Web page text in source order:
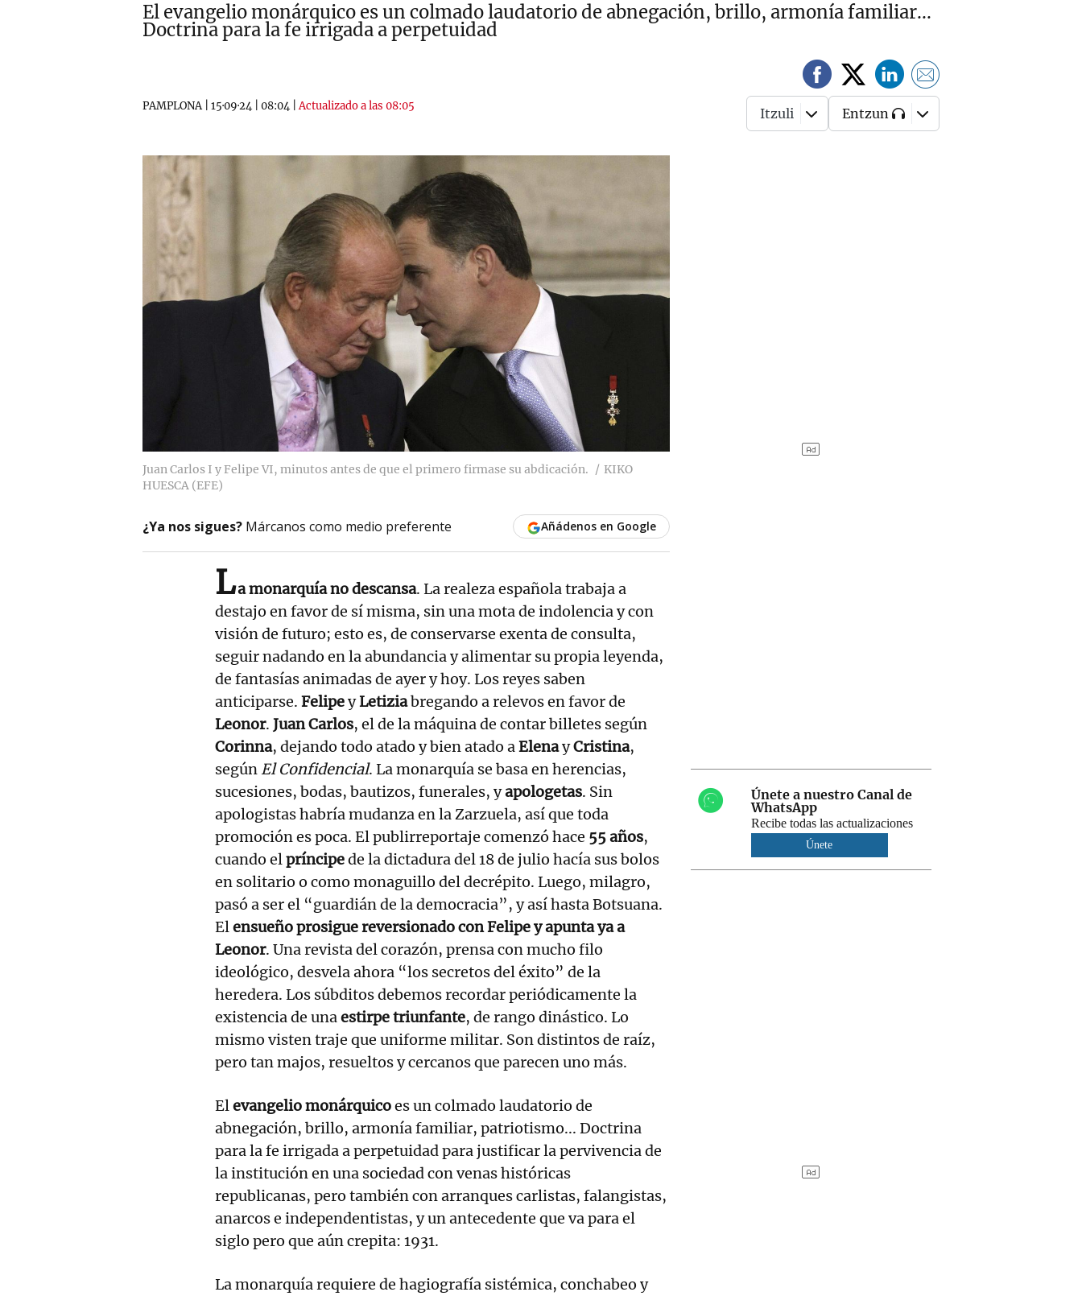
El evangelio monárquico es un colmado laudatorio de abnegación, brillo, armonía familiar...
Doctrina para la fe irrigada a perpetuidad
PAMPLONA| 15·09·24 08:04 |Actualizado a las 08:05 Itzuli Entzun
Juan Carlos I y Felipe VI, minutos antes de que el primero firmase su abdicación.
KIKO
HUESCA (EFE)
¿Ya nos sigues? Márcanos como medio preferente Añádenos en Google
La monarquía no descansa. La realeza española trabaja a
destajo en favor de sí misma, sin una mota de indolencia y con
visión de futuro; esto es, de conservarse exenta de consulta,
seguir nadando en la abundancia y alimentar su propia leyenda,
de fantasías animadas de ayer y hoy. Los reyes saben
anticiparse. FelipeyLetiziabregando a relevos en favor de
Leonor. Juan Carlos, el de la máquina de contar billetes según
Corinna, dejando todo atado y bien atado aElenayCristina,
según El Confidencial. La monarquía se basa en herencias,
sucesiones, bodas, bautizos, funerales, yapologetas. Sin
apologistas habría mudanza en la Zarzuela, así que toda
promoción es poca. El publirreportaje comenzó hace 55 años,
cuando elpríncipede la dictadura del 18 de julio hacía sus bolos
en solitario o como monaguillo del decrépito. Luego, milagro,
pasó a ser el “guardián de la democracia”, y así hasta Botsuana.
Elensueño prosigue reversionado con Felipe y apunta ya a
Leonor. Una revista del corazón, prensa con mucho filo
ideológico, desvela ahora “los secretos del éxito” de la
heredera. Los súbditos debemos recordar periódicamente la
existencia de unaestirpe triunfante, de rango dinástico. Lo
mismo visten traje que uniforme militar. Son distintos de raíz,
pero tan majos, resueltos y cercanos que parecen uno más.
Elevangelio monárquicoes un colmado laudatorio de
abnegación, brillo, armonía familiar, patriotismo... Doctrina
para la fe irrigada a perpetuidad para justificar la pervivencia de
la institución en una sociedad con venas históricas
republicanas, pero también con arranques carlistas, falangistas,
anarcos e independentistas, y un antecedente que va para el
siglo pero que aún crepita: 1931.
La monarquía requiere de hagiografía sistémica, conchabeo y
Únete a nuestro Canal de
WhatsApp
Recibe todas las actualizaciones
Únete